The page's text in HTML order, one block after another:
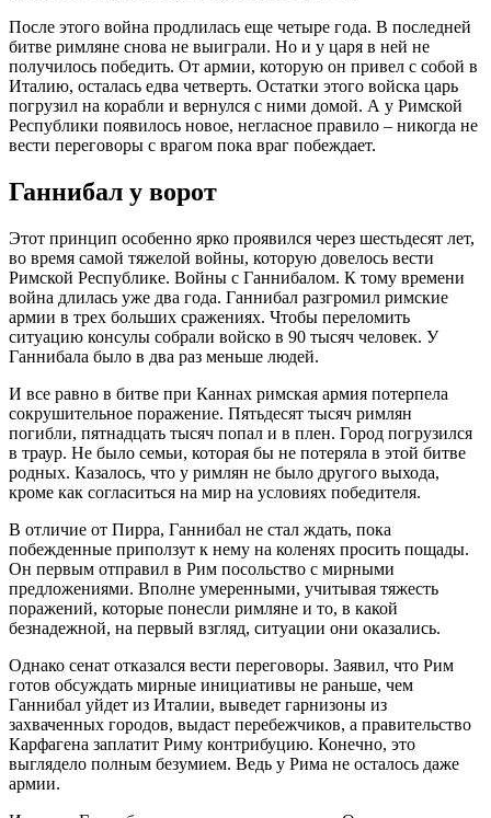
После этого война продлилась еще четыре года. В последней
битве римляне снова не выиграли. Но и у царя в ней не
получилось победить. От армии, которую он привел с собой в
Италию, осталась едва четверть. Остатки этого войска царь
погрузил на корабли и вернулся с ними домой. А у Римской
Республики появилось новое, негласное правило – никогда не
вести переговоры с врагом пока враг побеждает.
Ганнибал у ворот
Этот принцип особенно ярко проявился через шестьдесят лет,
во время самой тяжелой войны, которую довелось вести
Римской Республике. Войны с Ганнибалом. К тому времени
война длилась уже два года. Ганнибал разгромил римские
армии в трех больших сражениях. Чтобы переломить
ситуацию консулы собрали войско в 90 тысяч человек. У
Ганнибала было в два раз меньше людей.
И все равно в битве при Каннах римская армия потерпела
сокрушительное поражение. Пятьдесят тысяч римлян
погибли, пятнадцать тысяч попал и в плен. Город погрузился
в траур. Не было семьи, которая бы не потеряла в этой битве
родных. Казалось, что у римлян не было другого выхода,
кроме как согласиться на мир на условиях победителя.
В отличие от Пирра, Ганнибал не стал ждать, пока
побежденные приползут к нему на коленях просить пощады.
Он первым отправил в Рим посольство с мирными
предложениями. Вполне умеренными, учитывая тяжесть
поражений, которые понесли римляне и то, в какой
безнадежной, на первый взгляд, ситуации они оказались.
Однако сенат отказался вести переговоры. Заявил, что Рим
готов обсуждать мирные инициативы не раньше, чем
Ганнибал уйдет из Италии, выведет гарнизоны из
захваченных городов, выдаст перебежчиков, а правительство
Карфагена заплатит Риму контрибуцию. Конечно, это
выглядело полным безумием. Ведь у Рима не осталось даже
армии.